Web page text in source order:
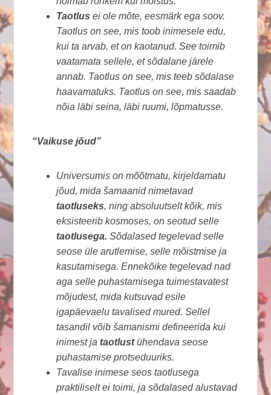
Taotlus ei ole mõte, eesmärk ega soov.
Taotlus on see, mis toob inimesele edu,
kui ta arvab, et on kaotanud. See toimib
vaatamata sellele, et sõdalane järele
annab. Taotlus on see, mis teeb sõdalase
haavamatuks. Taotlus on see, mis saadab
nõia läbi seina, läbi ruumi, lõpmatusse.
“Vaikuse jõud”
Universumis on mõõtmatu, kirjeldamatu
jõud, mida šamaanid nimetavad
taotluseks, ning absoluutselt kõik, mis
eksisteerib kosmoses, on seotud selle
taotlusega. Sõdalased tegelevad selle
seose üle arutlemise, selle mõistmise ja
kasutamisega. Ennekõike tegelevad nad
aga selle puhastamisega tuimestavatest
mõjudest, mida kutsuvad esile
igapäevaelu tavalised mured. Sellel
tasandil võib šamanismi defineerida kui
inimest jataotlustühendava seose
puhastamise protseduuriks.
Tavalise inimese seos taotlusega
praktiliselt ei toimi, ja sõdalased alustavad